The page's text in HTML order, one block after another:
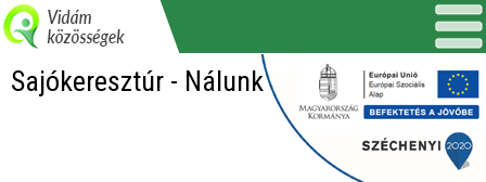
Sajókeresztúr - Nálunk a nők...